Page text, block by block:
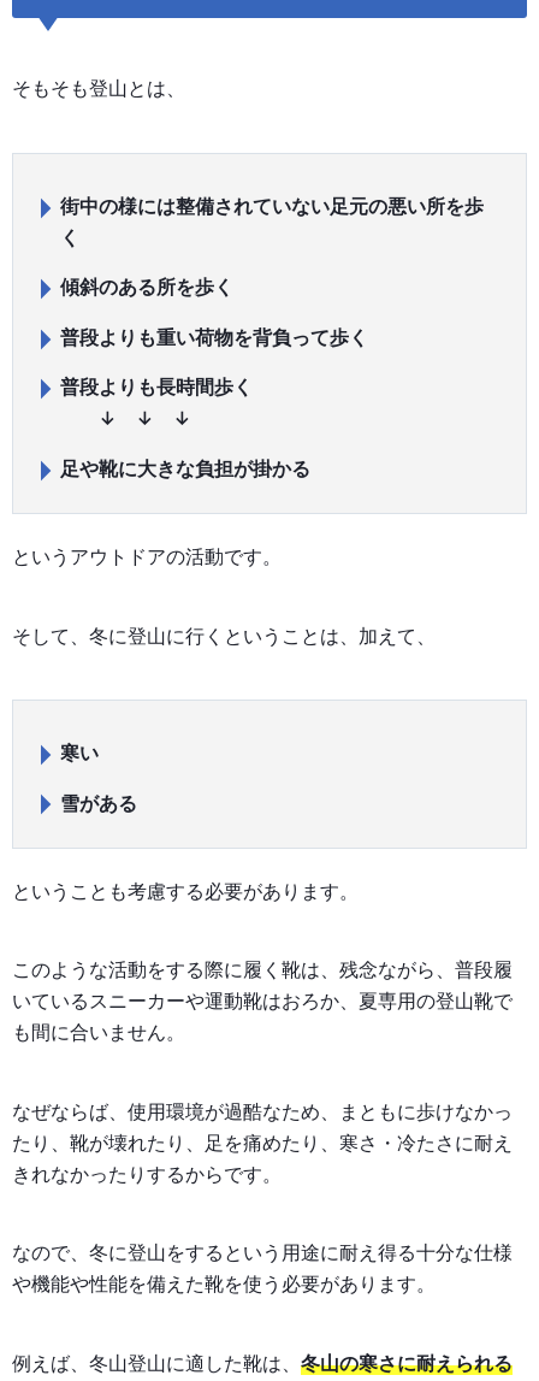
そもそも登山とは、
街中の様には整備されていない足元の悪い所を歩
く
傾斜のある所を歩く
普段よりも重い荷物を背負って歩く
普段よりも長時間歩く
↓ ↓ ↓
足や靴に大きな負担が掛かる
というアウトドアの活動です。
そして、冬に登山に行くということは、加えて、
寒い
雪がある
ということも考慮する必要があります。
このような活動をする際に履く靴は、残念ながら、普段履
いているスニーカーや運動靴はおろか、夏専用の登山靴で
も間に合いません。
なぜならば、使用環境が過酷なため、まともに歩けなかっ
たり、靴が壊れたり、足を痛めたり、寒さ・冷たさに耐え
きれなかったりするからです。
なので、冬に登山をするという用途に耐え得る十分な仕様
や機能や性能を備えた靴を使う必要があります。
例えば、冬山登山に適した靴は、 冬山の寒さに耐えられる